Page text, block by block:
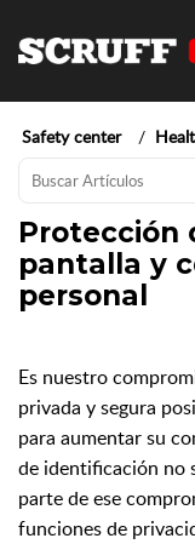
Safety center
Protección
pantalla y
personal
Es nuestro
privada y segura
para aumentar su
de identificación no
parte de ese
funciones de